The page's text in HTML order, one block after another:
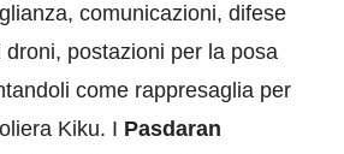
comunicazioni, difese
postazioni per la posa
come rappresaglia per
Kiku. I Pasdaran